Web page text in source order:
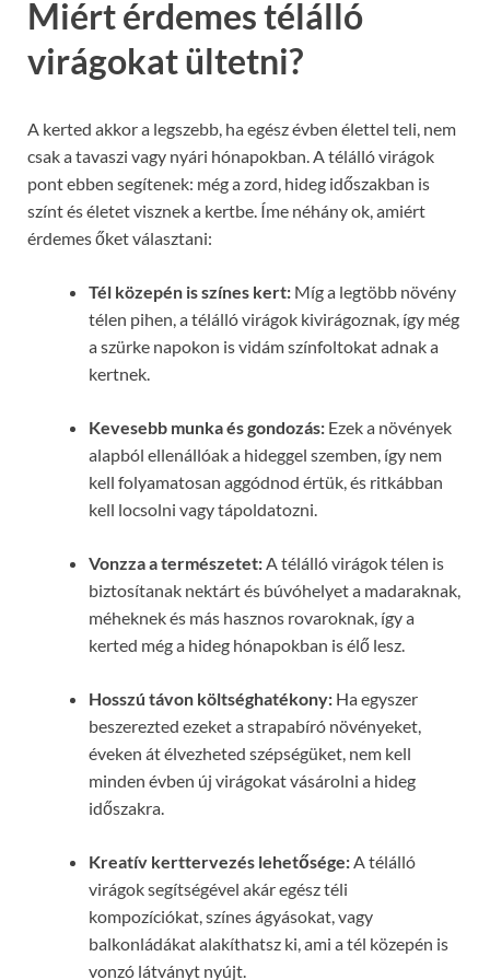
Miért érdemes télálló
virágokat ültetni?
A kerted akkor a legszebb, ha egész évben élettel teli, nem
csak a tavaszi vagy nyári hónapokban. A télálló virágok
pont ebben segítenek: még a zord, hideg időszakban is
színt és életet visznek a kertbe. Íme néhány ok, amiért
érdemes őket választani:
Tél közepén is színes kert: Míg a legtöbb növény
télen pihen, a télálló virágok kivirágoznak, így még
a szürke napokon is vidám színfoltokat adnak a
kertnek.
Kevesebb munka és gondozás: Ezek a növények
alapból ellenállóak a hideggel szemben, így nem
kell folyamatosan aggódnod értük, és ritkábban
kell locsolni vagy tápoldatozni.
Vonzza a természetet:A télálló virágok télen is
biztosítanak nektárt és búvóhelyet a madaraknak,
méheknek és más hasznos rovaroknak, így a
kerted még a hideg hónapokban is élő lesz.
Hosszú távon költséghatékony: Ha egyszer
beszerezted ezeket a strapabíró növényeket,
éveken át élvezheted szépségüket, nem kell
minden évben új virágokat vásárolni a hideg
időszakra.
Kreatív kerttervezés lehetősége:A télálló
virágok segítségével akár egész téli
kompozíciókat, színes ágyásokat, vagy
balkonládákat alakíthatsz ki, ami a tél közepén is
vonzó látványt nyújt.